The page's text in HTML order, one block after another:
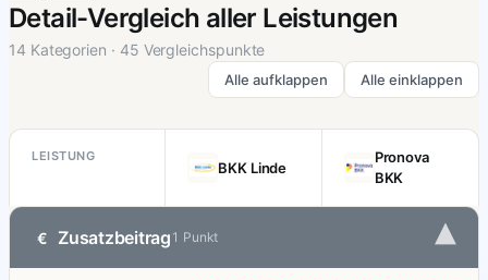
Detail-Vergleich aller Leistungen
14 Kategorien · 45 Vergleichspunkte
Alle aufklappen Alle einklappen
LEISTUNG
BKK Linde
Pronova
BKK
€ Zusatzbeitrag 1 Punkt ▾